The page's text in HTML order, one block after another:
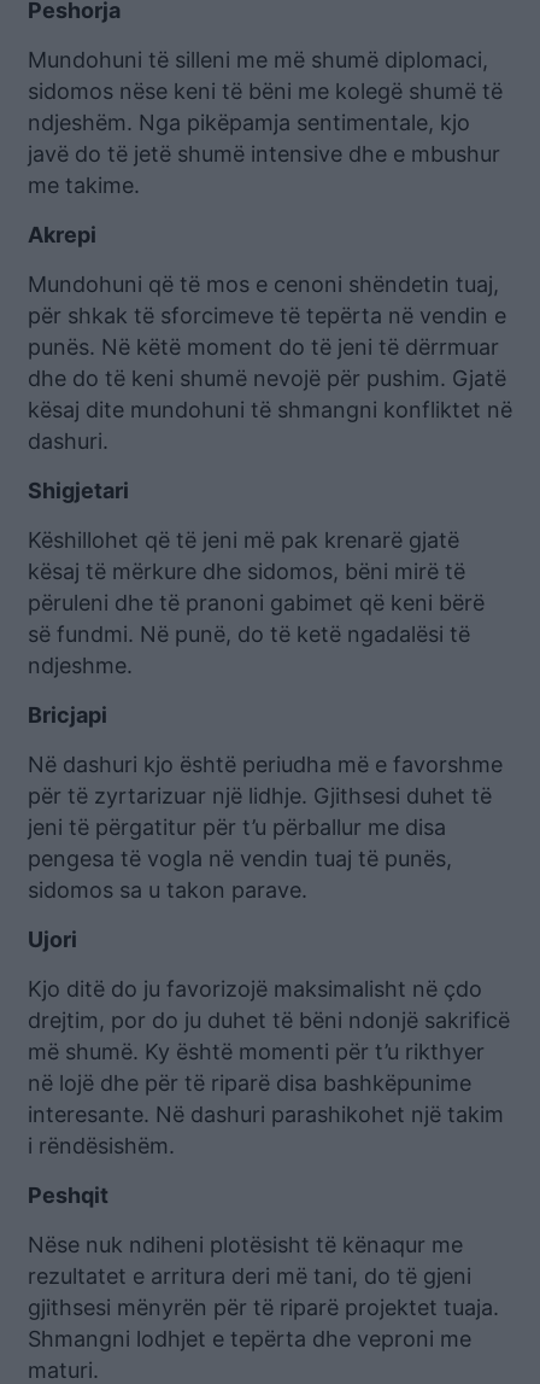
Peshorja
Mundohuni të silleni me më shumë diplomaci,
sidomos nëse keni të bëni me kolegë shumë të
ndjeshëm. Nga pikëpamja sentimentale, kjo
javë do të jetë shumë intensive dhe e mbushur
me takime.
Akrepi
Mundohuni që të mos e cenoni shëndetin tuaj,
për shkak të sforcimeve të tepërta në vendin e
punës. Në këtë moment do të jeni të dërrmuar
dhe do të keni shumë nevojë për pushim. Gjatë
kësaj dite mundohuni të shmangni konfliktet në
dashuri.
Shigjetari
Këshillohet që të jeni më pak krenarë gjatë
kësaj të mërkure dhe sidomos, bëni mirë të
përuleni dhe të pranoni gabimet që keni bërë
së fundmi. Në punë, do të ketë ngadalësi të
ndjeshme.
Bricjapi
Në dashuri kjo është periudha më e favorshme
për të zyrtarizuar një lidhje. Gjithsesi duhet të
jeni të përgatitur për t’u përballur me disa
pengesa të vogla në vendin tuaj të punës,
sidomos sa u takon parave.
Ujori
Kjo ditë do ju favorizojë maksimalisht në çdo
drejtim, por do ju duhet të bëni ndonjë sakrificë
më shumë. Ky është momenti për t’u rikthyer
në lojë dhe për të riparë disa bashkëpunime
interesante. Në dashuri parashikohet një takim
i rëndësishëm.
Peshqit
Nëse nuk ndiheni plotësisht të kënaqur me
rezultatet e arritura deri më tani, do të gjeni
gjithsesi mënyrën për të riparë projektet tuaja.
Shmangni lodhjet e tepërta dhe veproni me
maturi.